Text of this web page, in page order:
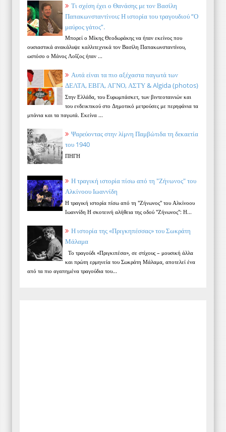
Τι σχέση έχει ο Θανάσης με τον Βασίλη
Παπακωνσταντίνου; Η ιστορία του τραγουδιού “Ο
μαύρος γάτος”.
Μπορεί ο Μίκης Θεοδωράκης να ήταν εκείνος που
ουσιαστικά ανακάλυψε καλλιτεχνικά τον Βασίλη Παπακωνσταντίνου,
ωστόσο ο Μάνος Λοΐζος ήταν ...
Αυτά είναι τα πιο αξέχαστα παγωτά των
ΔΕΛΤΑ, ΕΒΓΑ, ΑΓΝΟ, ΑΣΤΥ & Algida (photos)
Στην Ελλάδα, του Ευρωμπάσκετ, των βιντεοταινιών και
του ενδεικτικού στο Δημοτικό μετρούσες με περηφάνια τα
μπάνια και τα παγωτά. Εκείνα ...
Ψαρεύοντας στην λίμνη Παμβώτιδα τη δεκαετία
του 1940
ΠΗΓΗ
Η τραγική ιστορία πίσω από τη "Ζήνωνος" του
Αλκίνοου Ιωαννίδη
Η τραγική ιστορία πίσω από τη "Ζήνωνος" του Αλκίνοου
Ιωαννίδη Η σκοτεινή αλήθεια της οδού "Ζήνωνος": Η...
Η ιστορία της «Πριγκηπέσσας» του Σωκράτη
Μάλαμα
Το τραγούδι «Πριγκιπέσα», σε στίχους – μουσική άλλα
και πρώτη ερμηνεία του Σωκράτη Μάλαμα, αποτελεί ένα
από τα πιο αγαπημένα τραγούδια του...